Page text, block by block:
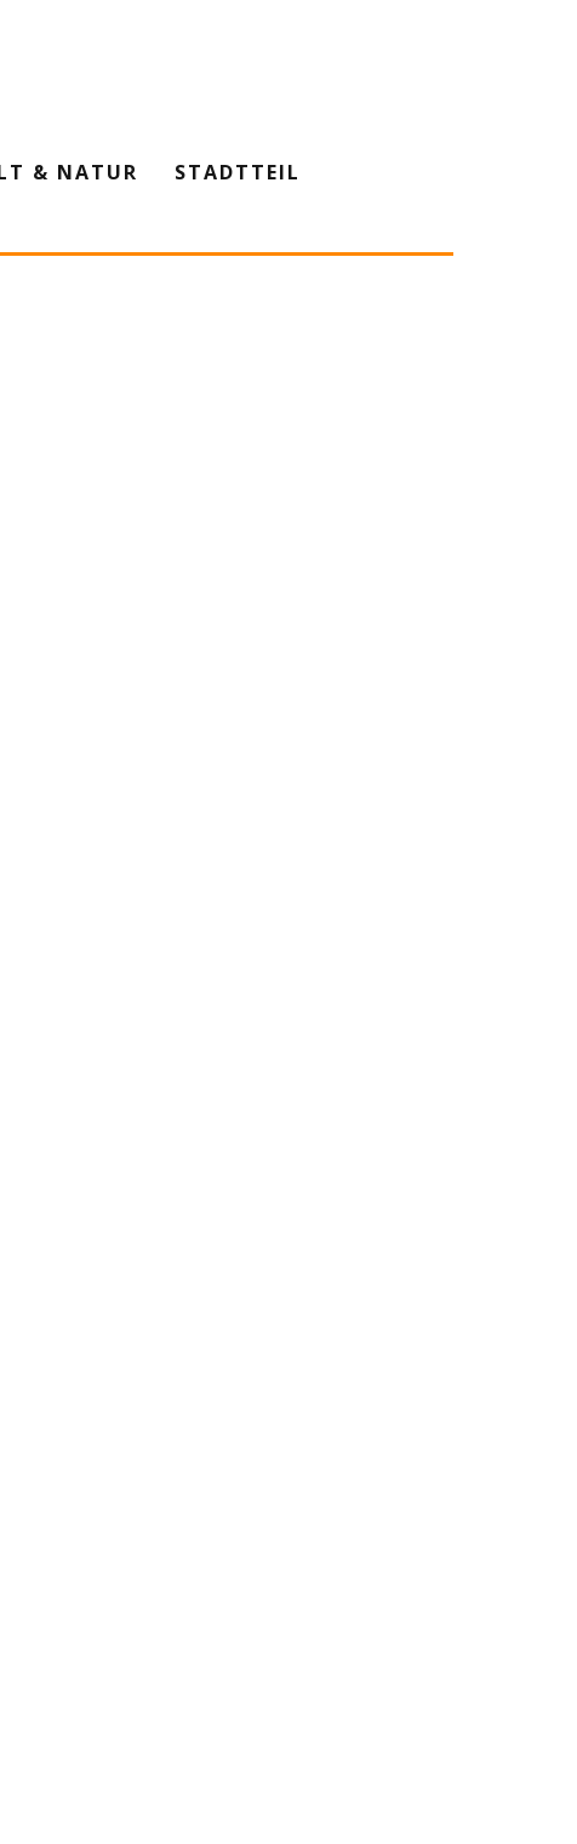
& NATUR
STADTTEIL